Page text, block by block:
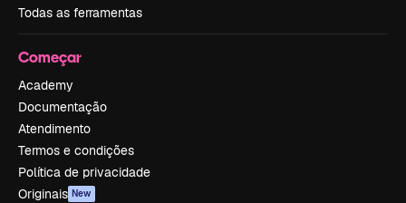
Todas as ferramentas
Começar
Academy
Documentação
Atendimento
Termos e condições
Política de privacidade
Originais New